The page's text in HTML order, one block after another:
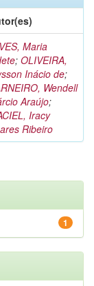
Maria
; OLIVEIRA,
Inácio de;
Wendell
Araújo;
Iracy
Ribeiro
1